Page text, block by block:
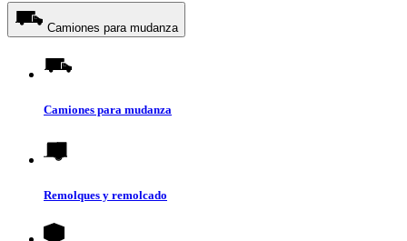
Camiones para mudanza
Camiones para mudanza
Remolques y remolcado